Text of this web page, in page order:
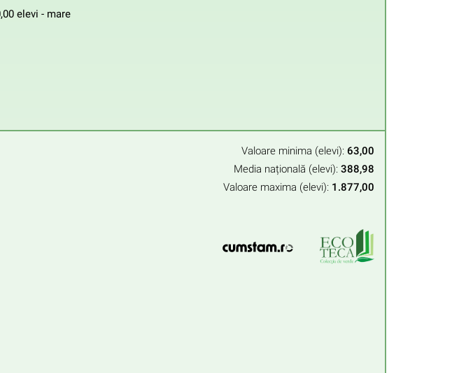
elevi - mare
Valoare minima (elevi): 63,00
Media națională (elevi): 388,98
Valoare maxima (elevi): 1.877,00